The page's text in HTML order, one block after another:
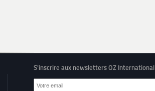
S'inscrire aux newsletters OZ International